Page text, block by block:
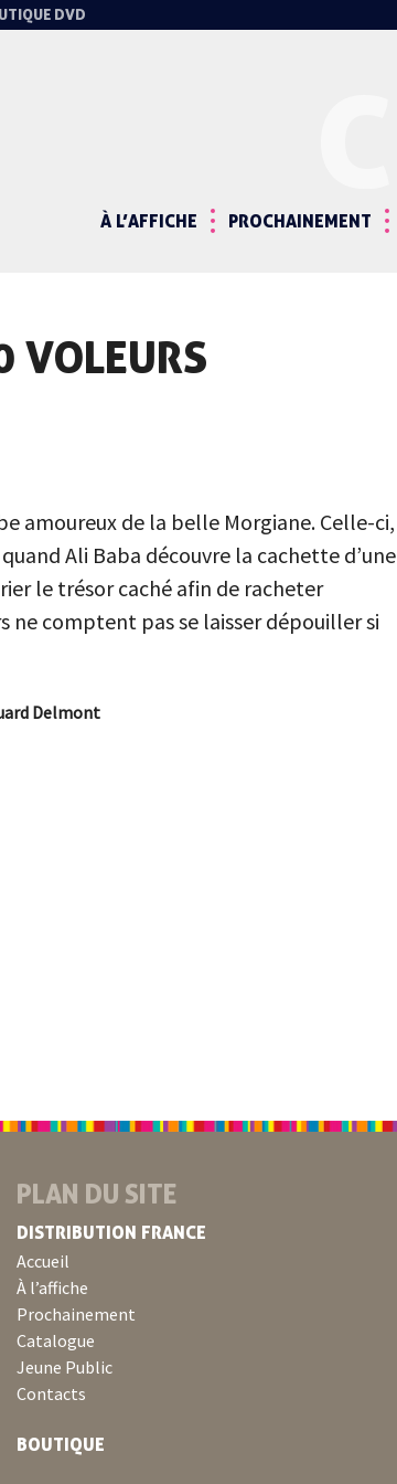
DVD
À L’AFFICHE PROCHAINEMENT
VOLEURS
amoureux de la belle Morgiane. Celle-ci,
Ali Baba découvre la cachette d’une
le trésor caché afin de racheter
ne comptent pas se laisser dépouiller si
Delmont
PLAN DU SITE
DISTRIBUTION FRANCE
Accueil
À l’affiche
Prochainement
Catalogue
Jeune Public
Contacts
BOUTIQUE